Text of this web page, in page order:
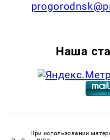
Наша
При использовании